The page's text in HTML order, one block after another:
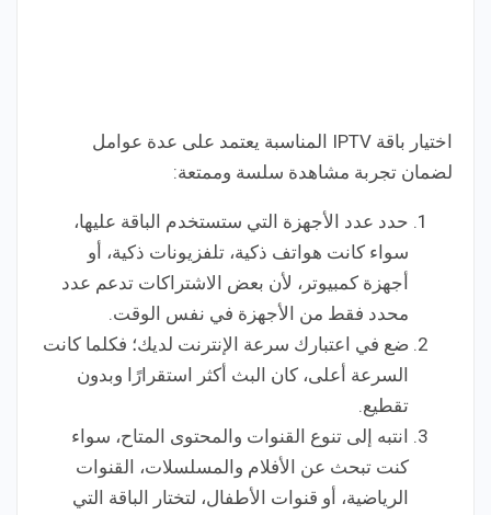
اختيار باقة IPTV المناسبة يعتمد على عدة عوامل
لضمان تجربة مشاهدة سلسة وممتعة:
حدد عدد الأجهزة التي ستستخدم الباقة عليها،
سواء كانت هواتف ذكية، تلفزيونات ذكية، أو
أجهزة كمبيوتر، لأن بعض الاشتراكات تدعم عدد
محدد فقط من الأجهزة في نفس الوقت.
ضع في اعتبارك سرعة الإنترنت لديك؛ فكلما كانت
السرعة أعلى، كان البث أكثر استقرارًا وبدون
تقطيع.
انتبه إلى تنوع القنوات والمحتوى المتاح، سواء
كنت تبحث عن الأفلام والمسلسلات، القنوات
الرياضية، أو قنوات الأطفال، لتختار الباقة التي